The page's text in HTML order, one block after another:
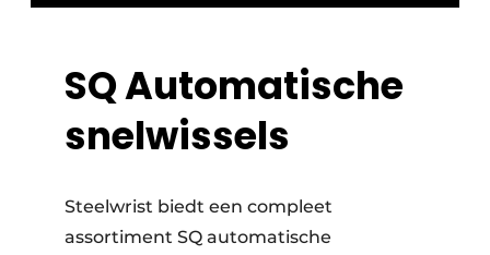
SQ Automatische
snelwissels
Steelwrist biedt een compleet
assortiment SQ automatische